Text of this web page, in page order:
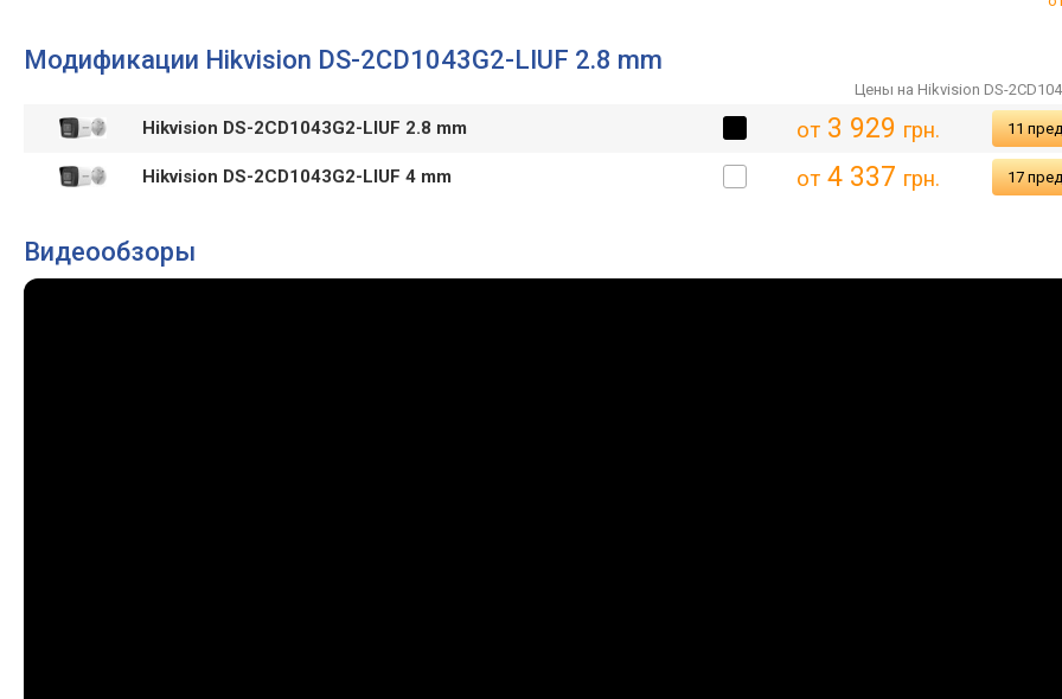
Модификации Hikvision DS-2CD1043G2-LIUF 2.8 mm
Цены на Hikvision DS-
Hikvision DS-2CD1043G2-LIUF 2.8 mm от3 929 грн. 11
Hikvision DS-2CD1043G2-LIUF 4 mm от4 337 грн. 17
Видеообзоры